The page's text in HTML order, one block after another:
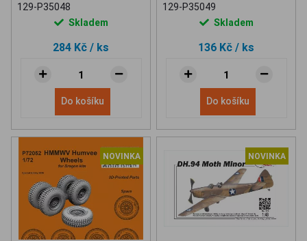
129-P35048
Skladem
284 Kč / ks
Do košíku
129-P35049
Skladem
136 Kč / ks
Do košíku
NOVINKA NOVINKA